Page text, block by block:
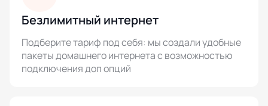
Безлимитный интернет
Подберите тариф под себя: мы создали удобные
пакеты домашнего интернета с возможностью
подключения доп опций